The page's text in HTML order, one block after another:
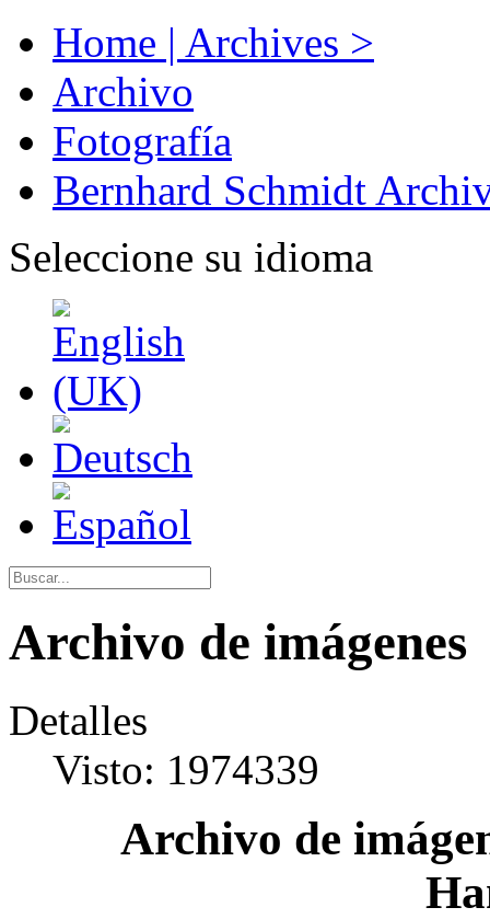
Home | Archives >
Archivo
Fotografía
Bernhard Schmidt
Seleccione su idioma
Archivo de imágenes
Detalles
Visto: 1974339
Archivo de